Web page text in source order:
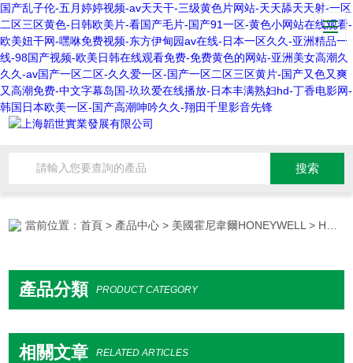
国产乱子伦-五月婷婷视频-av天天干-三级黄色片网站-天天舔天天射-一区
二区三区黄色-日韩欧美片-看国产毛片-国产91一区-黄色小网站在线观看-
欧美妞干网-嘿咻免费视频-东方伊甸园av在线-日本一区久久-亚洲精品一
线-98国产视频-欧美日韩在线观看免费-免费黄色的网站-亚洲美女高潮久
久久-av国产一区二区-久久爱一区-国产一区二区三区黄片-国产又色又爽
又高潮免费-中文字幕岛国-玖玖爱在线播放-日本丰满熟妇hd-丁香电影网-
韩国日本欧美一区-国产高潮呻吟久久-翔田千里影音先锋
當前位置：首頁 > 產品中心 > 美國霍尼韋爾HONEYWELL > HONEYWELL打印機
產品分類 PRODUCT CATEGORY
相關文章 RELATED ARTICLES